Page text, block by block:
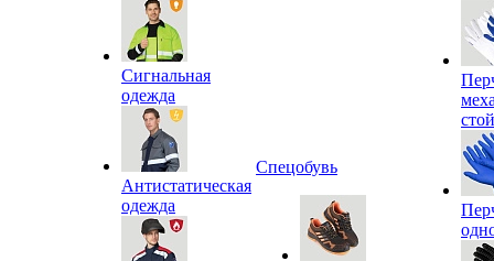
Сигнальная
одежда
Антистатическая
одежда
Спецобувь